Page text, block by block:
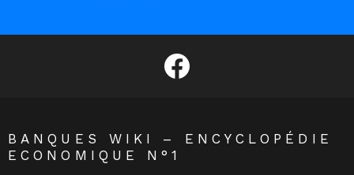
facebook
BANQUES WIKI – ENCYCLOPÉDIE
ECONOMIQUE N°1